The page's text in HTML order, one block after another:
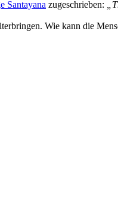
Santayana zugeschrieben:
Wie kann die